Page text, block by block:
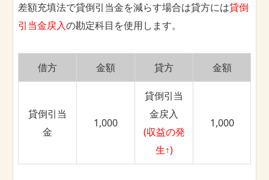
差額充填法で貸倒引当金を減らす場合は貸方には貸倒
引当金戻入の勘定科目を使用します。
借方 金額 貸方 金額
貸倒引当
金
1,000
貸倒引当
金戻入
(収益の発
生↑)
1,000